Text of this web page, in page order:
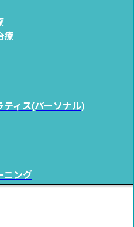
療
ティス(パーソナル)
ニング